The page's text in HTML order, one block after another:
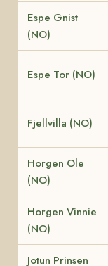
Espe Gnist
(NO)
Espe Tor (NO)
Fjellvilla (NO)
Horgen Ole
(NO)
Horgen Vinnie
(NO)
Jotun Prinsen